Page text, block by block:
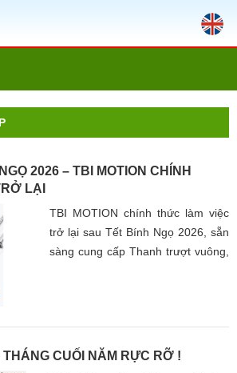
2026 – TBI MOTION CHÍNH
LẠI
TBI MOTION chính thức làm việc
trở lại sau Tết Bính Ngọ 2026, sẵn
sàng cung cấp Thanh trượt vuông,
cao và vận hành ổn định.
CUỐI NĂM RỰC RỠ !